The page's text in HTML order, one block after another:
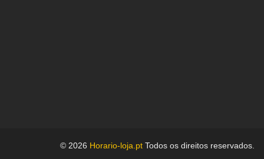
© 2026 Horario-loja.pt Todos os direitos reservados.